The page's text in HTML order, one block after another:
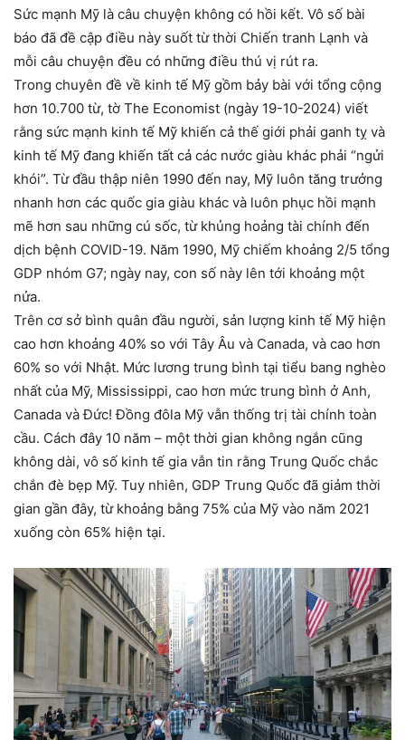
Sức mạnh Mỹ là câu chuyện không có hồi kết. Vô số bài
báo đã đề cập điều này suốt từ thời Chiến tranh Lạnh và
mỗi câu chuyện đều có những điều thú vị rút ra.
Trong chuyên đề về kinh tế Mỹ gồm bảy bài với tổng cộng
hơn 10.700 từ, tờ The Economist (ngày 19-10-2024) viết
rằng sức mạnh kinh tế Mỹ khiến cả thế giới phải ganh tỵ và
kinh tế Mỹ đang khiến tất cả các nước giàu khác phải “ngửi
khói”. Từ đầu thập niên 1990 đến nay, Mỹ luôn tăng trưởng
nhanh hơn các quốc gia giàu khác và luôn phục hồi mạnh
mẽ hơn sau những cú sốc, từ khủng hoảng tài chính đến
dịch bệnh COVID-19. Năm 1990, Mỹ chiếm khoảng 2/5 tổng
GDP nhóm G7; ngày nay, con số này lên tới khoảng một
nửa.
Trên cơ sở bình quân đầu người, sản lượng kinh tế Mỹ hiện
cao hơn khoảng 40% so với Tây Âu và Canada, và cao hơn
60% so với Nhật. Mức lương trung bình tại tiểu bang nghèo
nhất của Mỹ, Mississippi, cao hơn mức trung bình ở Anh,
Canada và Đức! Đồng đôla Mỹ vẫn thống trị tài chính toàn
cầu. Cách đây 10 năm – một thời gian không ngắn cũng
không dài, vô số kinh tế gia vẫn tin rằng Trung Quốc chắc
chắn đè bẹp Mỹ. Tuy nhiên, GDP Trung Quốc đã giảm thời
gian gần đây, từ khoảng bằng 75% của Mỹ vào năm 2021
xuống còn 65% hiện tại.